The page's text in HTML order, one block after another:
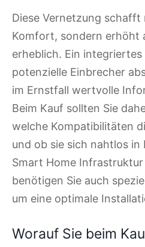
Diese Vernetzung
Komfort, sondern erhöht
erheblich. Ein integriertes
potenzielle Einbrecher
im Ernstfall wertvolle
Beim Kauf sollten Sie
welche Kompatibilitäten
und ob sie sich nahtlos in
Smart Home
benötigen Sie auch
um eine optimale
Worauf Sie beim